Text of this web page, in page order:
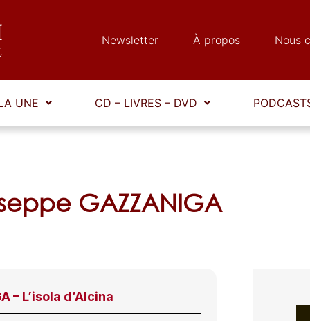
Newsletter À propos Nous
UNE CD – LIVRES – DVD
GAZZANIGA
– L’isola d’Alcina